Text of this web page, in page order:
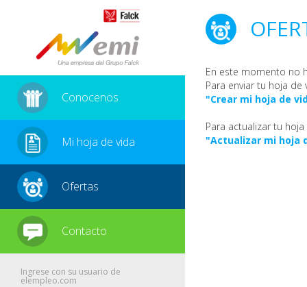
Conocenos
Mi hoja de vida
Ofertas
Contacto
Ingrese con su usuario de
elempleo.com
En este momento no
Para enviar tu hoja de
"Crear mi hoja de
Para actualizar tu
"Actualizar mi hoja